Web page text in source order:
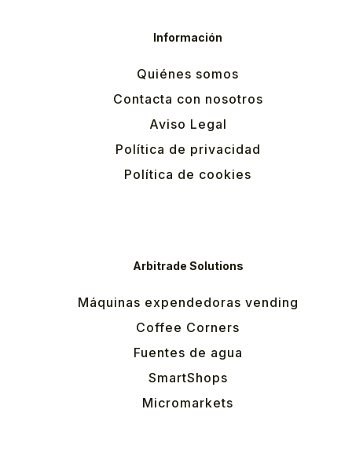
Información
Quiénes somos
Contacta con nosotros
Aviso Legal
Política de privacidad
Política de cookies
Arbitrade Solutions
Máquinas expendedoras vending
Coffee Corners
Fuentes de agua
SmartShops
Micromarkets